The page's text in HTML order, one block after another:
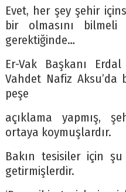
Evet, her şey şehir
bir olmasını bilmeli
gerektiğinde…
Er-Vak Başkanı Erdal
Vahdet Nafiz
peşe
açıklama yapmış,
ortaya koymuşlardır.
Bakın tesisiler için
getirmişlerdir.